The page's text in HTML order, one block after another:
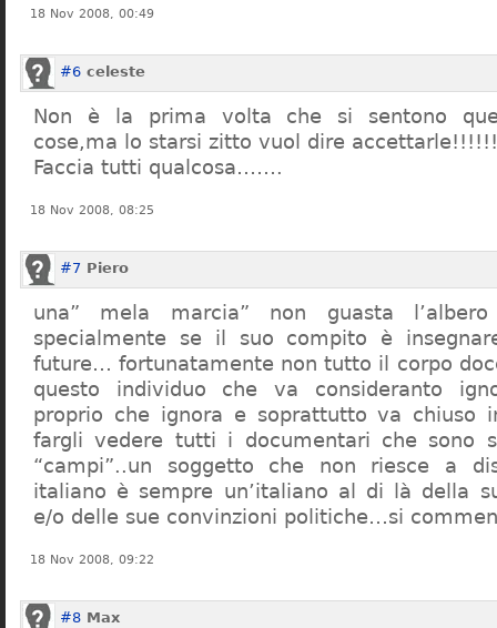
18 Nov 2008, 00:49
#6 celeste
Non è la prima volta che si sentono
cose,ma lo starsi zitto vuol dire accettarle!!!!!!
Faccia tutti qualcosa…….
18 Nov 2008, 08:25
#7 Piero
una” mela marcia” non guasta
specialmente se il suo compito è
future… fortunatamente non tutto il corpo
questo individuo che va consideranto
proprio che ignora e soprattutto va chiuso
fargli vedere tutti i documentari che sono
“campi”..un soggetto che non riesce a
italiano è sempre un’italiano al di là della
e/o delle sue convinzioni politiche…si
18 Nov 2008, 09:22
#8 Max